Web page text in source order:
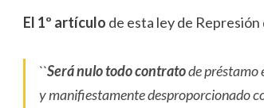
El 1º artículo de esta ley de Represión
``Será nulo todo contratode préstamo
y manifiestamente desproporcionado